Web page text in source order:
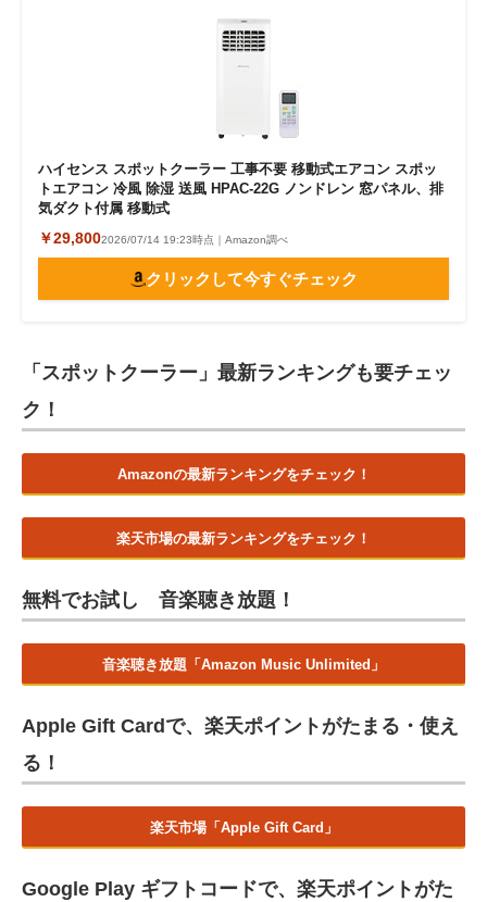
ハイセンス スポットクーラー 工事不要 移動式エアコン スポッ
トエアコン 冷風 除湿 送風 HPAC-22G ノンドレン 窓パネル、排
気ダクト付属 移動式
￥29,8002026/07/14 19:23時点｜Amazon調べ
クリックして今すぐチェック
「スポットクーラー」最新ランキングも要チェッ
ク！
Amazonの最新ランキングをチェック！
楽天市場の最新ランキングをチェック！
無料でお試し 音楽聴き放題！
音楽聴き放題「Amazon Music Unlimited」
Apple Gift Cardで、楽天ポイントがたまる・使え
る！
楽天市場「Apple Gift Card」
Google Play ギフトコードで、楽天ポイントがた